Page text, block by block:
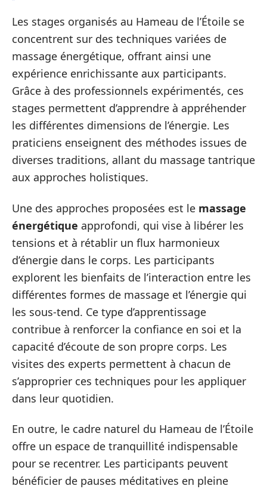
Les stages organisés au Hameau de l’Étoile se
concentrent sur des techniques variées de
massage énergétique, offrant ainsi une
expérience enrichissante aux participants.
Grâce à des professionnels expérimentés, ces
stages permettent d’apprendre à appréhender
les différentes dimensions de l’énergie. Les
praticiens enseignent des méthodes issues de
diverses traditions, allant du massage tantrique
aux approches holistiques.
Une des approches proposées est le massage
énergétique approfondi, qui vise à libérer les
tensions et à rétablir un flux harmonieux
d’énergie dans le corps. Les participants
explorent les bienfaits de l’interaction entre les
différentes formes de massage et l’énergie qui
les sous-tend. Ce type d’apprentissage
contribue à renforcer la confiance en soi et la
capacité d’écoute de son propre corps. Les
visites des experts permettent à chacun de
s’approprier ces techniques pour les appliquer
dans leur quotidien.
En outre, le cadre naturel du Hameau de l’Étoile
offre un espace de tranquillité indispensable
pour se recentrer. Les participants peuvent
bénéficier de pauses méditatives en pleine